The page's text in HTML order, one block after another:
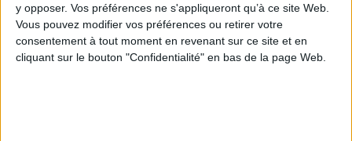
y opposer. Vos préférences ne s'appliqueront qu’à ce site Web.
Vous pouvez modifier vos préférences ou retirer votre
consentement à tout moment en revenant sur ce site et en
cliquant sur le bouton "Confidentialité" en bas de la page Web.
Konica Minolta reprend les fonds de commerce
d’OpenBee et de Doxense